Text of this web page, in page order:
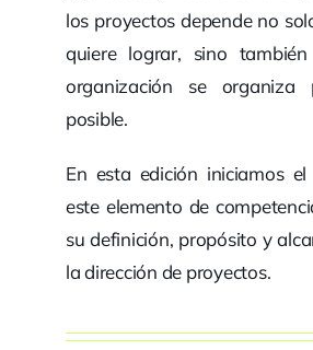
los proyectos depende no
quiere lograr, sino
organización se organiza
posible.
En esta edición iniciamos
este elemento de
su definición, propósito y
la dirección de proyectos.